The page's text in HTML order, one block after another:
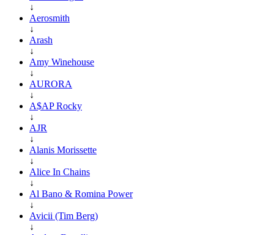
↓
Aerosmith
↓
Arash
↓
Amy Winehouse
↓
AURORA
↓
A$AP Rocky
↓
AJR
↓
Alanis Morissette
↓
Alice In Chains
↓
Al Bano & Romina Power
↓
Avicii (Tim Berg)
↓